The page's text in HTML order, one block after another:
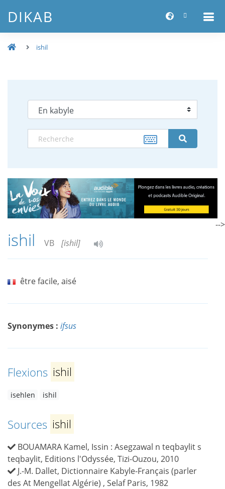
DIKAB
ishil
ishil VB [ishil]
être facile, aisé
Synonymes : ifsus
Flexions ishil
isehlen ishil
Sources ishil
BOUAMARA Kamel, Issin : Asegzawal n teqbaylit s
teqbaylit, Editions l'Odyssée, Tizi-Ouzou, 2010
J.-M. Dallet, Dictionnaire Kabyle-Français (parler
des At Mengellat Algérie) , Selaf Paris, 1982
-->